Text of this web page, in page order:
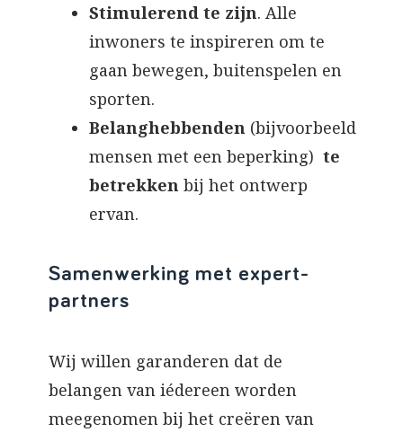
Stimulerend te zijn. Alle
inwoners te inspireren om te
gaan bewegen, buitenspelen en
sporten.
Belanghebbenden (bijvoorbeeld
mensen met een beperking) te
betrekken bij het ontwerp
ervan.
Samenwerking met expert-
partners
Wij willen garanderen dat de
belangen van iédereen worden
meegenomen bij het creëren van